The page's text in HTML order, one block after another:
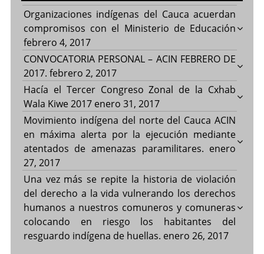
Organizaciones indígenas del Cauca acuerdan
compromisos con el Ministerio de Educación
febrero 4, 2017
CONVOCATORIA PERSONAL – ACIN FEBRERO DE
2017. febrero 2, 2017
Hacía el Tercer Congreso Zonal de la Cxhab
Wala Kiwe 2017 enero 31, 2017
Movimiento indígena del norte del Cauca ACIN
en máxima alerta por la ejecución mediante
atentados de amenazas paramilitares. enero
27, 2017
Una vez más se repite la historia de violación
del derecho a la vida vulnerando los derechos
humanos a nuestros comuneros y comuneras
colocando en riesgo los habitantes del
resguardo indígena de huellas. enero 26, 2017